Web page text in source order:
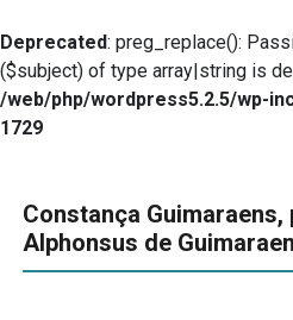
Deprecated: preg_replace():
($subject) of type array|string is
/web/php/wordpress5.2.5/wp-
1729
Constança
Alphonsus de